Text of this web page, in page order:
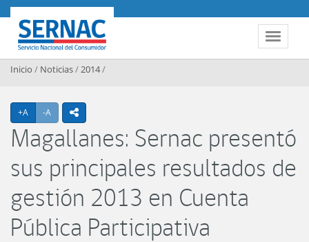
Contenido principal
Toggle
SERNAC
Inicio / Noticias/2014/
+A Agrandar texto
-A Achicar textoicono compartir
Magallanes: Sernac presentó
sus principales resultados de
gestión 2013 en Cuenta
Pública Participativa